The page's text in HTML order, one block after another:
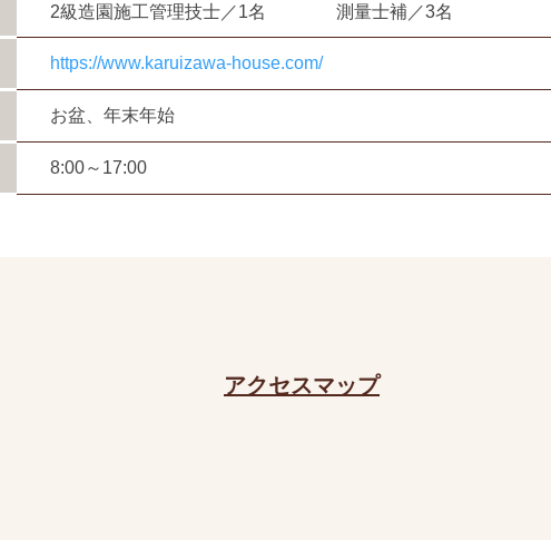
2級造園施工管理技士／1名
測量士補／3名
https://www.karuizawa-house.com/
お盆、年末年始
8:00～17:00
アクセスマップ